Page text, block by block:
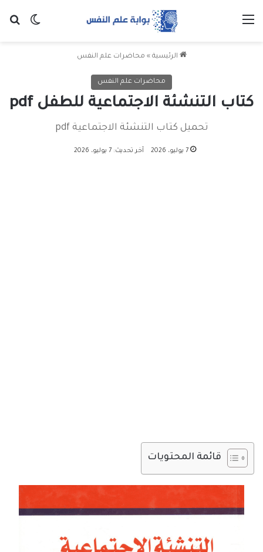
الرئيسية » محاضرات علم النفس
محاضرات علم النفس
كتاب التنشئة الاجتماعية للطفل pdf
تحميل كتاب التنشئة الاجتماعية pdf
7 يوليو، 2026 آخر تحديث: 7 يوليو، 2026
قائمة المحتويات